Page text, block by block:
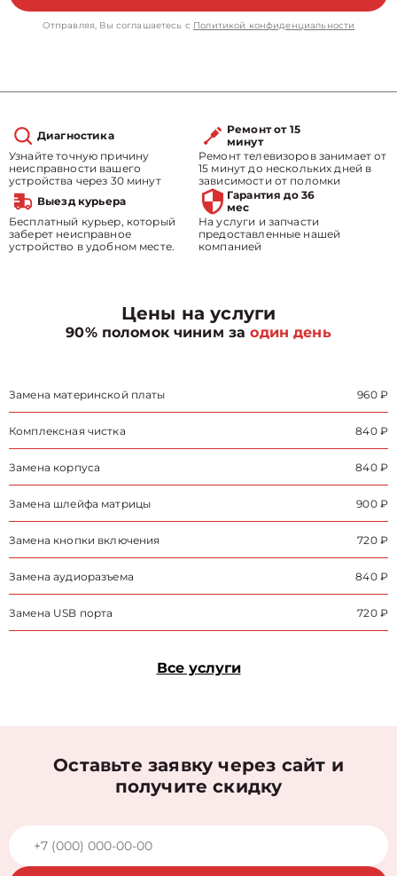
Отправляя, Вы соглашаетесь с Политикой конфиденциальности
Диагностика
Узнайте точную причину
неисправности вашего
устройства через 30 минут
Ремонт от 15
минут
Ремонт телевизоров занимает от
15 минут до нескольких дней в
зависимости от поломки
Выезд курьера
Бесплатный курьер, который
заберет неисправное
устройство в удобном месте.
Гарантия до 36
мес
На услуги и запчасти
предоставленные нашей
компанией
Цены на услуги
90% поломок чиним заодин день
Замена материнской платы 960 ₽
Комплексная чистка 840 ₽
Замена корпуса 840 ₽
Замена шлейфа матрицы 900 ₽
Замена кнопки включения 720 ₽
Замена аудиоразъема 840 ₽
Замена USB порта 720 ₽
Все услуги
Оставьте заявку через сайт и
получите скидку